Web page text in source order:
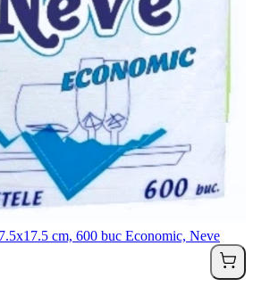
cm, 600 buc Economic, Neve